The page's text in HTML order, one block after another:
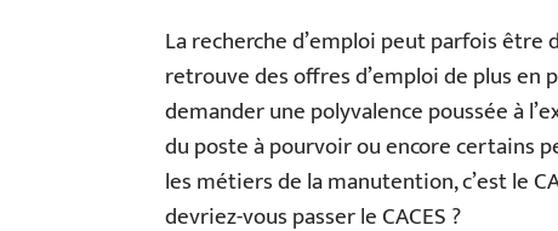
La recherche d’emploi peut parfois
retrouve des offres d’emploi de plus en
demander une polyvalence poussée à
du poste à pourvoir ou encore certains
les métiers de la manutention, c’est le
devriez-vous passer le CACES ?